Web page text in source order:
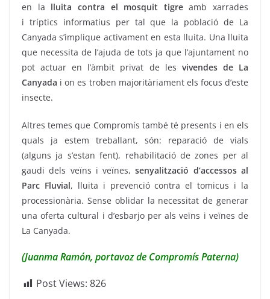
en la lluita contra el mosquit tigreamb xarrades
i tríptics informatius per tal que la població de La
Canyada s’implique activament en esta lluita. Una lluita
que necessita de l’ajuda de tots ja que l’ajuntament no
pot actuar en l’àmbit privat de les vivendes de La
Canyada i on es troben majoritàriament els focus d’este
insecte.
Altres temes que Compromís també té presents i en els
quals ja estem treballant, són: reparació de vials
(alguns ja s’estan fent), rehabilitació de zones per al
gaudi dels veïns i veïnes,senyalització d’accessos al
Parc Fluvial, lluita i prevenció contra el tomicus i la
processionària. Sense oblidar la necessitat de generar
una oferta cultural i d’esbarjo per als veïns i veïnes de
La Canyada.
(Juanma Ramón, portavoz de Compromís Paterna)
Post Views: 826